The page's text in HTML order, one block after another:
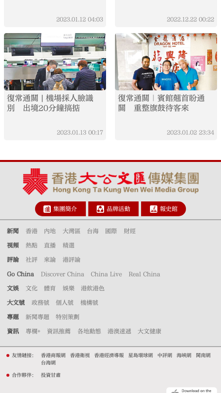
2023.01.12 04:03 2022.12.22 00:22
復常通關 | 機場採人臉識
別 出境20分鐘搞掂
2023.01.13 00:17
復常通關｜賓館翹首盼通
關 重整旗鼓待客來
2023.01.02 23:34
集團簡介 品牌活動 報史館
新聞 香港 內地 大灣區 台海 國際 財經
視頻 熱點 直播 精選
評論 社評 來論 港評論
Go China Discover China China Live Real China
文娛 文化 體育 娛樂 港飲港色
大文號 政務號 個人號 機構號
專題 新聞專題 特別策劃
資訊 專欄+ 資訊推薦 各地動態 港澳速遞 大文健康
友情鏈接： 香港商報網 香港衛視 香港經濟導報 星島環球網 中評網 海峽網
閩南網
台海網
合作夥伴： 投資甘肅